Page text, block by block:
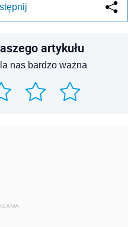
artykułu
nas bardzo ważna